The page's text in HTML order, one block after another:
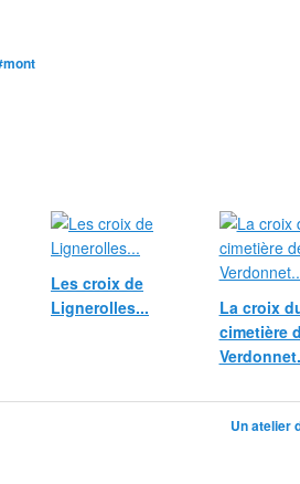
Les croix de
Lignerolles...
La croix
cimetière
Un atelier